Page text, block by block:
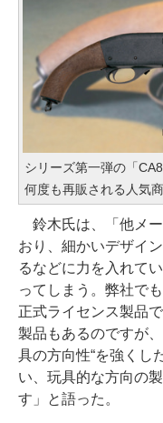
シリーズ第一弾の「
何度も再販される人気
鈴木氏は、「他メー
おり、細かいデザイ
るなどに力を入れて
ってしまう。弊社で
正式ライセンス製品
製品もあるのですが
具の方向性“を強くし
い、玩具的な方向の
す」と語った。